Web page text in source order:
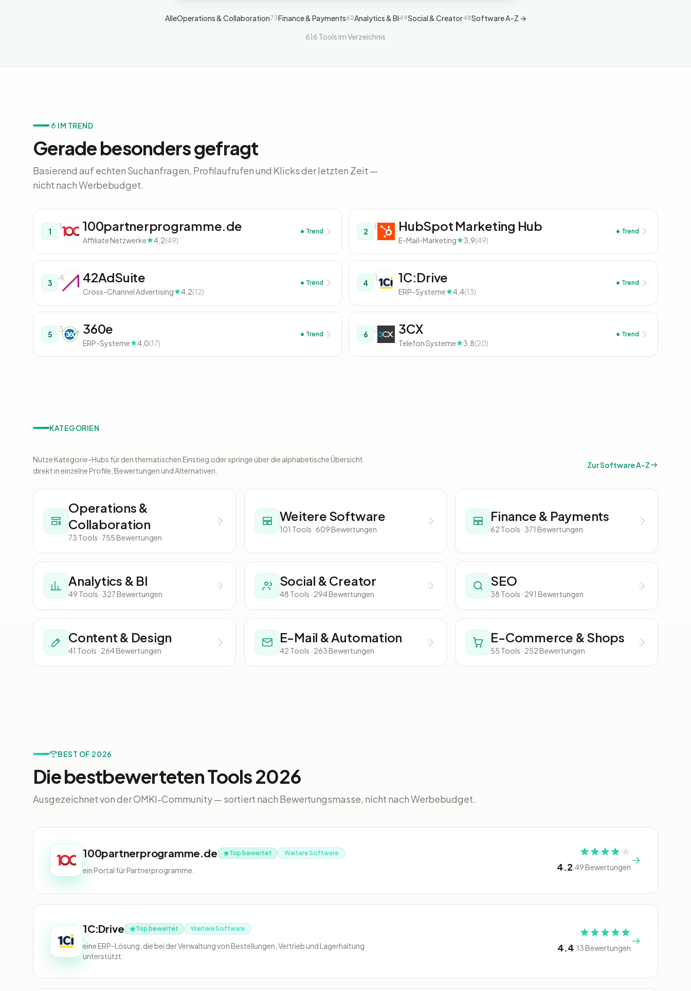
AlleOperations & Collaboration73Finance & Payments62Analytics & BI49Social & Creator48Software A–Z →
616 Tools im Verzeichnis
IM TREND
Gerade besonders gefragt
Basierend auf echten Suchanfragen, Profilaufrufen und Klicks der letzten Zeit —
nicht nach Werbebudget.
1 1 100partnerprogramme.de
Affiliate Netzwerke 4,2(49)
Trend 2 H HubSpot Marketing Hub
E-Mail-Marketing 3,9(49)
Trend
3 4 42AdSuite
Cross-Channel Advertising 4,2(12)
Trend 4 1 1C:Drive
ERP-Systeme 4,4(13)
Trend
5 3 360e
ERP-Systeme 4,0(17)
Trend 6 3 3CX
Telefon Systeme 3,8(20)
Trend
KATEGORIEN
Nutze Kategorie-Hubs für den thematischen Einstieg oder springe über die alphabetische Übersicht
direkt in einzelne Profile, Bewertungen und Alternativen.
Zur Software A-Z
Operations &
Collaboration
73 Tools · 755 Bewertungen
Weitere Software
101 Tools · 609 Bewertungen
Finance & Payments
62 Tools · 371 Bewertungen
Analytics & BI
49 Tools · 327 Bewertungen
Social & Creator
48 Tools · 294 Bewertungen
SEO
38 Tools · 291 Bewertungen
Content & Design
41 Tools · 264 Bewertungen
E-Mail & Automation
42 Tools · 263 Bewertungen
E-Commerce & Shops
55 Tools · 252 Bewertungen
BEST OF 2026
Die bestbewerteten Tools 2026
Ausgezeichnet von der OMKI-Community — sortiert nach Bewertungsmasse, nicht nach Werbebudget.
100partnerprogramme.de Top bewertet Weitere Software
ein Portal für Partnerprogramme. 4.2·49 Bewertungen
1C:Drive Top bewertet Weitere Software
eine ERP-Lösung, die bei der Verwaltung von Bestellungen, Vertrieb und Lagerhaltung
unterstützt.
4.4·13 Bewertungen